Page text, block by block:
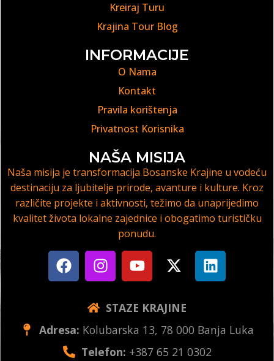
Kreiraj Turu
Krajina Tour Blog
INFORMACIJE
O Nama
Kontakt
Pravila korištenja
Privatnost Korisnika
NAŠA MISIJA
Naša misija je transformacija Bosanske Krajine u vodeću
destinaciju za ljubitelje prirode, avanture i kulture. Kroz
različite projekte i aktivnosti, težimo da unaprijedimo
kvalitet života lokalne zajednice i obogatimo turističku
ponudu.
STAZE KRAJINE
Adresa: Kolubarska 13, 78 000 Banja Luka
Telefon: +387 65 21 0302